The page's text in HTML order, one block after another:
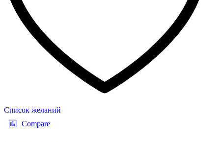
Список желаний
Compare